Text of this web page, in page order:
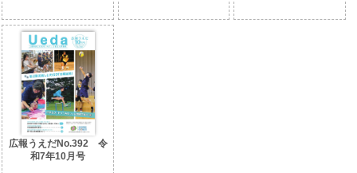
広報うえだNo.392 令
和7年10月号